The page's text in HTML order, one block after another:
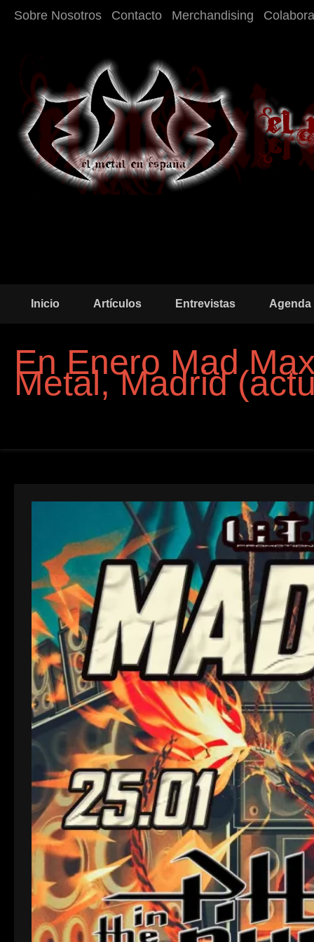
Sobre Nosotros Contacto Merchandising
Inicio Artículos Entrevistas Agenda
En Enero Mad
Metal, Madrid